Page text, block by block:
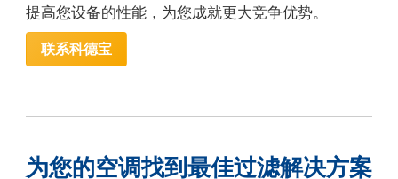
提高您设备的性能，为您成就更大竞争优势。
联系科德宝
为您的空调找到最佳过滤解决方案